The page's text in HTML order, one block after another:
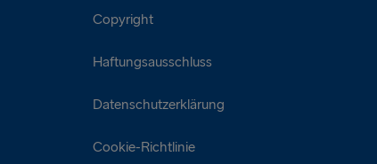
Copyright
Haftungsausschluss
Datenschutzerklärung
Cookie-Richtlinie